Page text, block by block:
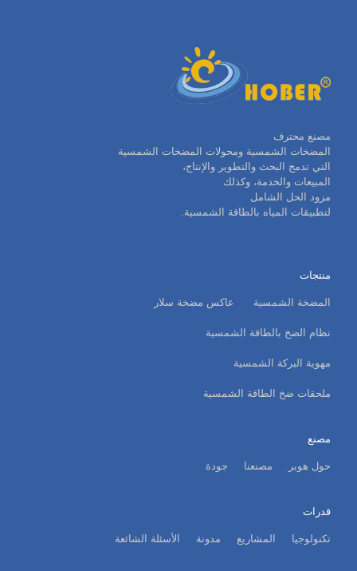
مصنع محترف
المضخات الشمسية ومحولات المضخات الشمسية
التي تدمج البحث والتطوير والإنتاج،
المبيعات والخدمة، وكذلك
مزود الحل الشامل
لتطبيقات المياه بالطاقة الشمسية.
منتجات
المضخة الشمسية عاكس مضخة سلار
نظام الضخ بالطاقة الشمسية
مهوية البركة الشمسية
ملحقات ضخ الطاقة الشمسية
مصنع
حول هوبر مصنعنا جودة
قدرات
تكنولوجيا المشاريع مدونة الأسئلة الشائعة